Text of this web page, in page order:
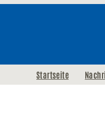
Startseite